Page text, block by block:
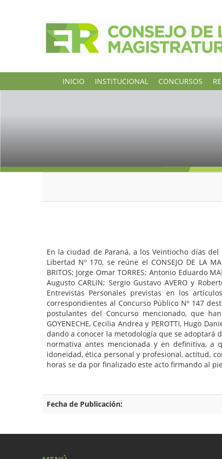
INICIO INSTITUCIONAL CONCURSOS
En la ciudad de Paraná, a los Veintiocho días
Libertad Nº 170, se reúne el CONSEJO DE LA
BRITOS; Jorge Omar TORRES; Antonio Eduardo
Augusto CARLIN; Sergio Gustavo AVERO y
Entrevistas Personales previstas en los
correspondientes al Concurso Público Nº 147
postulantes del Concurso mencionado, que
GOYENECHE, Cecilia Andrea y PEROTTI, Hugo
dando a conocer la metodología que se adoptará
normativa antes mencionada y en definitiva, a
idoneidad, ética personal y profesional, actitud,
horas se da por finalizado este acto firmando al
Fecha de Publicación: